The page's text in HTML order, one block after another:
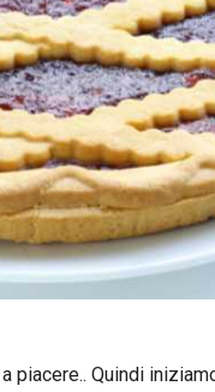
a piacere.. Quindi